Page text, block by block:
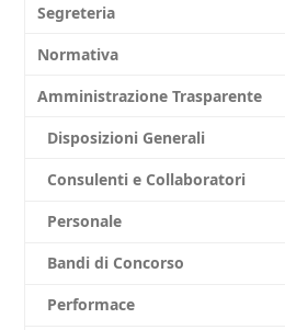
Segreteria
Normativa
Amministrazione Trasparente
Disposizioni Generali
Consulenti e Collaboratori
Personale
Bandi di Concorso
Performace